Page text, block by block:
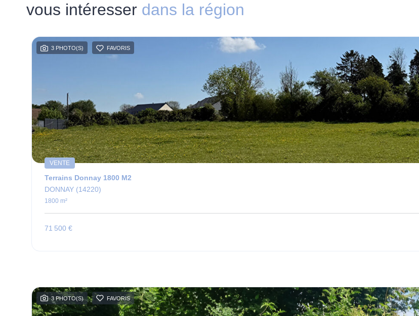
vous intéresser dans la région
3 PHOTO(S) FAVORIS
VENTE
Terrains Donnay 1800 M2
DONNAY (14220)
1800 m²
71 500 €
3 PHOTO(S) FAVORIS